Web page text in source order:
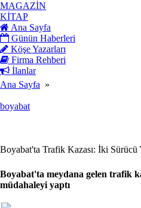
MAGAZİN
KİTAP
Ana Sayfa
Günün Haberleri
Köşe Yazarları
Firma Rehberi
İlanlar
Ana Sayfa »
boyabat
Boyabat'ta Trafik Kazası: İki Sürücü
Boyabat'ta meydana gelen trafik
müdahaleyi yaptı